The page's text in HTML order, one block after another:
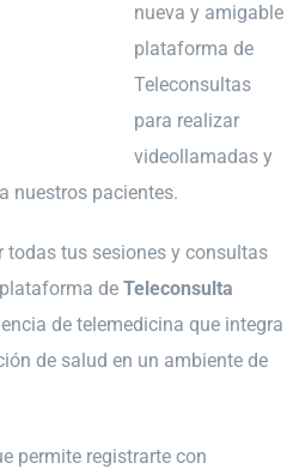
nueva y amigable
plataforma de
Teleconsultas
para realizar
videollamadas y
nuestros pacientes.
todas tus sesiones y consultas
de Teleconsulta
de telemedicina que integra
de salud en un ambiente de
permite registrarte con